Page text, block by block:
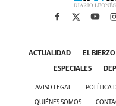
ACTUALIDAD EL BIERZO
ESPECIALES
AVISO LEGAL POLÍTICA
QUIÉNES SOMOS